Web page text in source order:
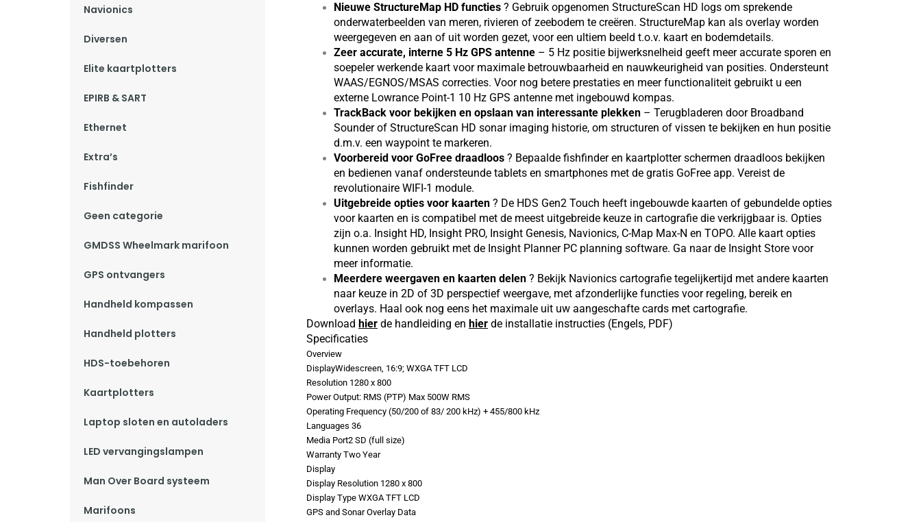
Navionics
Diversen
Elite kaartplotters
EPIRB & SART
Ethernet
Extra’s
Fishfinder
Geen categorie
GMDSS Wheelmark marifoon
GPS ontvangers
Handheld kompassen
Handheld plotters
HDS-toebehoren
Kaartplotters
Laptop sloten en autoladers
LED vervangingslampen
Man Over Board systeem
Marifoons
Nieuwe StructureMap HD functies ? Gebruik opgenomen StructureScan HD logs om sprekende
onderwaterbeelden van meren, rivieren of zeebodem te creëren. StructureMap kan als overlay worden
weergegeven en aan of uit worden gezet, voor een ultiem beeld t.o.v. kaart en bodemdetails.
Zeer accurate, interne 5 Hz GPS antenne – 5 Hz positie bijwerksnelheid geeft meer accurate sporen en
soepeler werkende kaart voor maximale betrouwbaarheid en nauwkeurigheid van posities. Ondersteunt
WAAS/EGNOS/MSAS correcties. Voor nog betere prestaties en meer functionaliteit gebruikt u een
externe Lowrance Point-1 10 Hz GPS antenne met ingebouwd kompas.
TrackBack voor bekijken en opslaan van interessante plekken – Terugbladeren door Broadband
Sounder of StructureScan HD sonar imaging historie, om structuren of vissen te bekijken en hun positie
d.m.v. een waypoint te markeren.
Voorbereid voor GoFree draadloos ? Bepaalde fishfinder en kaartplotter schermen draadloos bekijken
en bedienen vanaf ondersteunde tablets en smartphones met de gratis GoFree app. Vereist de
revolutionaire WIFI-1 module.
Uitgebreide opties voor kaarten ? De HDS Gen2 Touch heeft ingebouwde kaarten of gebundelde opties
voor kaarten en is compatibel met de meest uitgebreide keuze in cartografie die verkrijgbaar is. Opties
zijn o.a. Insight HD, Insight PRO, Insight Genesis, Navionics, C-Map Max-N en TOPO. Alle kaart opties
kunnen worden gebruikt met de Insight Planner PC planning software. Ga naar de Insight Store voor
meer informatie.
Meerdere weergaven en kaarten delen ? Bekijk Navionics cartografie tegelijkertijd met andere kaarten
naar keuze in 2D of 3D perspectief weergave, met afzonderlijke functies voor regeling, bereik en
overlays. Haal ook nog eens het maximale uit uw aangeschafte cards met cartografie.
Download hier de handleiding en hier de installatie instructies (Engels, PDF)
Specificaties
Overview
DisplayWidescreen, 16:9; WXGA TFT LCD
Resolution 1280 x 800
Power Output: RMS (PTP) Max 500W RMS
Operating Frequency (50/200 of 83/ 200 kHz) + 455/800 kHz
Languages 36
Media Port2 SD (full size)
Warranty Two Year
Display
Display Resolution 1280 x 800
Display Type WXGA TFT LCD
GPS and Sonar Overlay Data